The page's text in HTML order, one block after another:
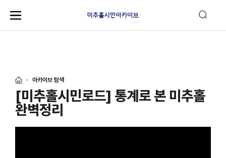
아카이브 탐색
[미추홀시민로드] 통계로 본 미추홀
완벽정리